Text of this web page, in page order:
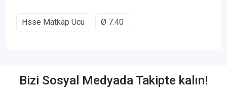
Hsse Matkap Ucu Ø 7.40
Bizi Sosyal Medyada Takipte kalın!